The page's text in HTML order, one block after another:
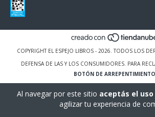
Al navegar por este sitio aceptás el
agilizar tu experiencia de
COPYRIGHT EL ESPEJO LIBROS - 2026. TODOS LOS
DEFENSA DE LAS Y LOS CONSUMIDORES. PARA
BOTÓN DE ARREPENTIMIENTO